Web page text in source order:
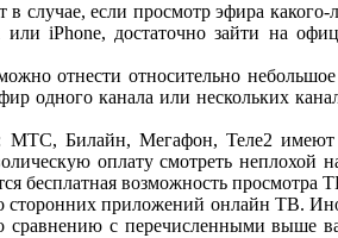
случае, если просмотр эфира
iPhone, достаточно зайти на
отнести относительно
одного канала или нескольких
МТС, Билайн, Мегафон, Теле2
оплату смотреть неплохой
бесплатная возможность просмотра
приложений онлайн ТВ.
с перечисленными выше